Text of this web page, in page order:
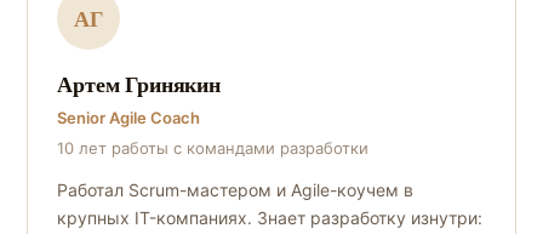
АГ
Артем Гринякин
Senior Agile Coach
10 лет работы с командами разработки
Работал Scrum-мастером и Agile-коучем в
крупных IT-компаниях. Знает разработку изнутри: